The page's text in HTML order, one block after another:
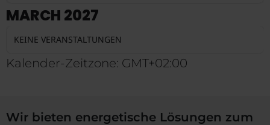
MARCH 2027
KEINE VERANSTALTUNGEN
Kalender-Zeitzone: GMT+02:00
Wir bieten energetische Lösungen zum